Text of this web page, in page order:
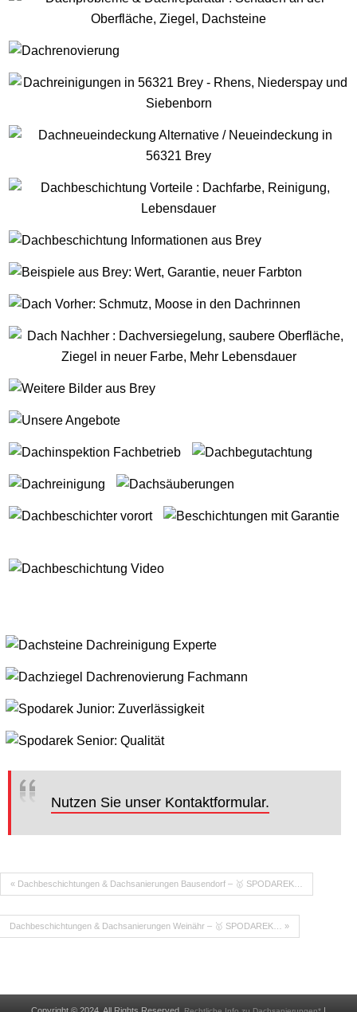
Nutzen Sie unser Kontaktformular.
« Dachbeschichtungen & Dachsanierungen Bausendorf – 🥇 SPODAREK…
Dachbeschichtungen & Dachsanierungen Weinähr – 🥇 SPODAREK… »